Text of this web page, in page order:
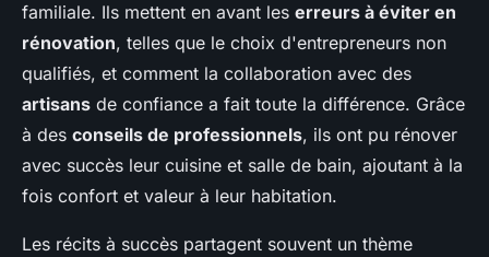
familiale. Ils mettent en avant les erreurs à éviter en
rénovation, telles que le choix d'entrepreneurs non
qualifiés, et comment la collaboration avec des
artisans de confiance a fait toute la différence. Grâce
à des conseils de professionnels, ils ont pu rénover
avec succès leur cuisine et salle de bain, ajoutant à la
fois confort et valeur à leur habitation.
Les récits à succès partagent souvent un thème